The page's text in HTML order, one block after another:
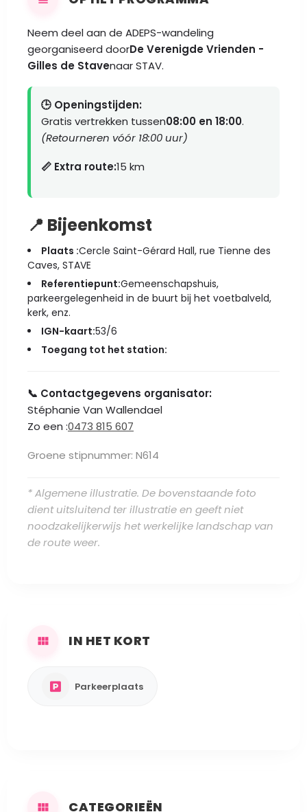
Neem deel aan de ADEPS-wandeling
georganiseerd doorDe Verenigde Vrienden -
Gilles de Stavenaar STAV.
🕒 Openingstijden:
Gratis vertrekken tussen08:00 en 18:00.
(Retourneren vóór 18:00 uur)
📏 Extra route:15 km
📍 Bijeenkomst
Plaats :Cercle Saint-Gérard Hall, rue Tienne des
Caves, STAVE
Referentiepunt:Gemeenschapshuis,
parkeergelegenheid in de buurt bij het voetbalveld,
kerk, enz.
IGN-kaart:53/6
Toegang tot het station:
📞 Contactgegevens organisator:
Stéphanie Van Wallendael
Zo een :0473 815 607
Groene stipnummer: N614
* Algemene illustratie. De bovenstaande foto
dient uitsluitend ter illustratie en geeft niet
noodzakelijkerwijs het werkelijke landschap van
de route weer.
IN HET KORT
Parkeerplaats
CATEGORIEËN